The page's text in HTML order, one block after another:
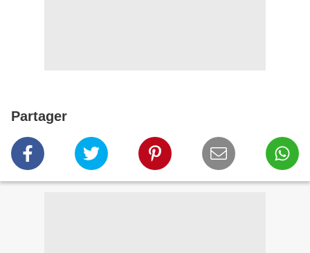
Partager